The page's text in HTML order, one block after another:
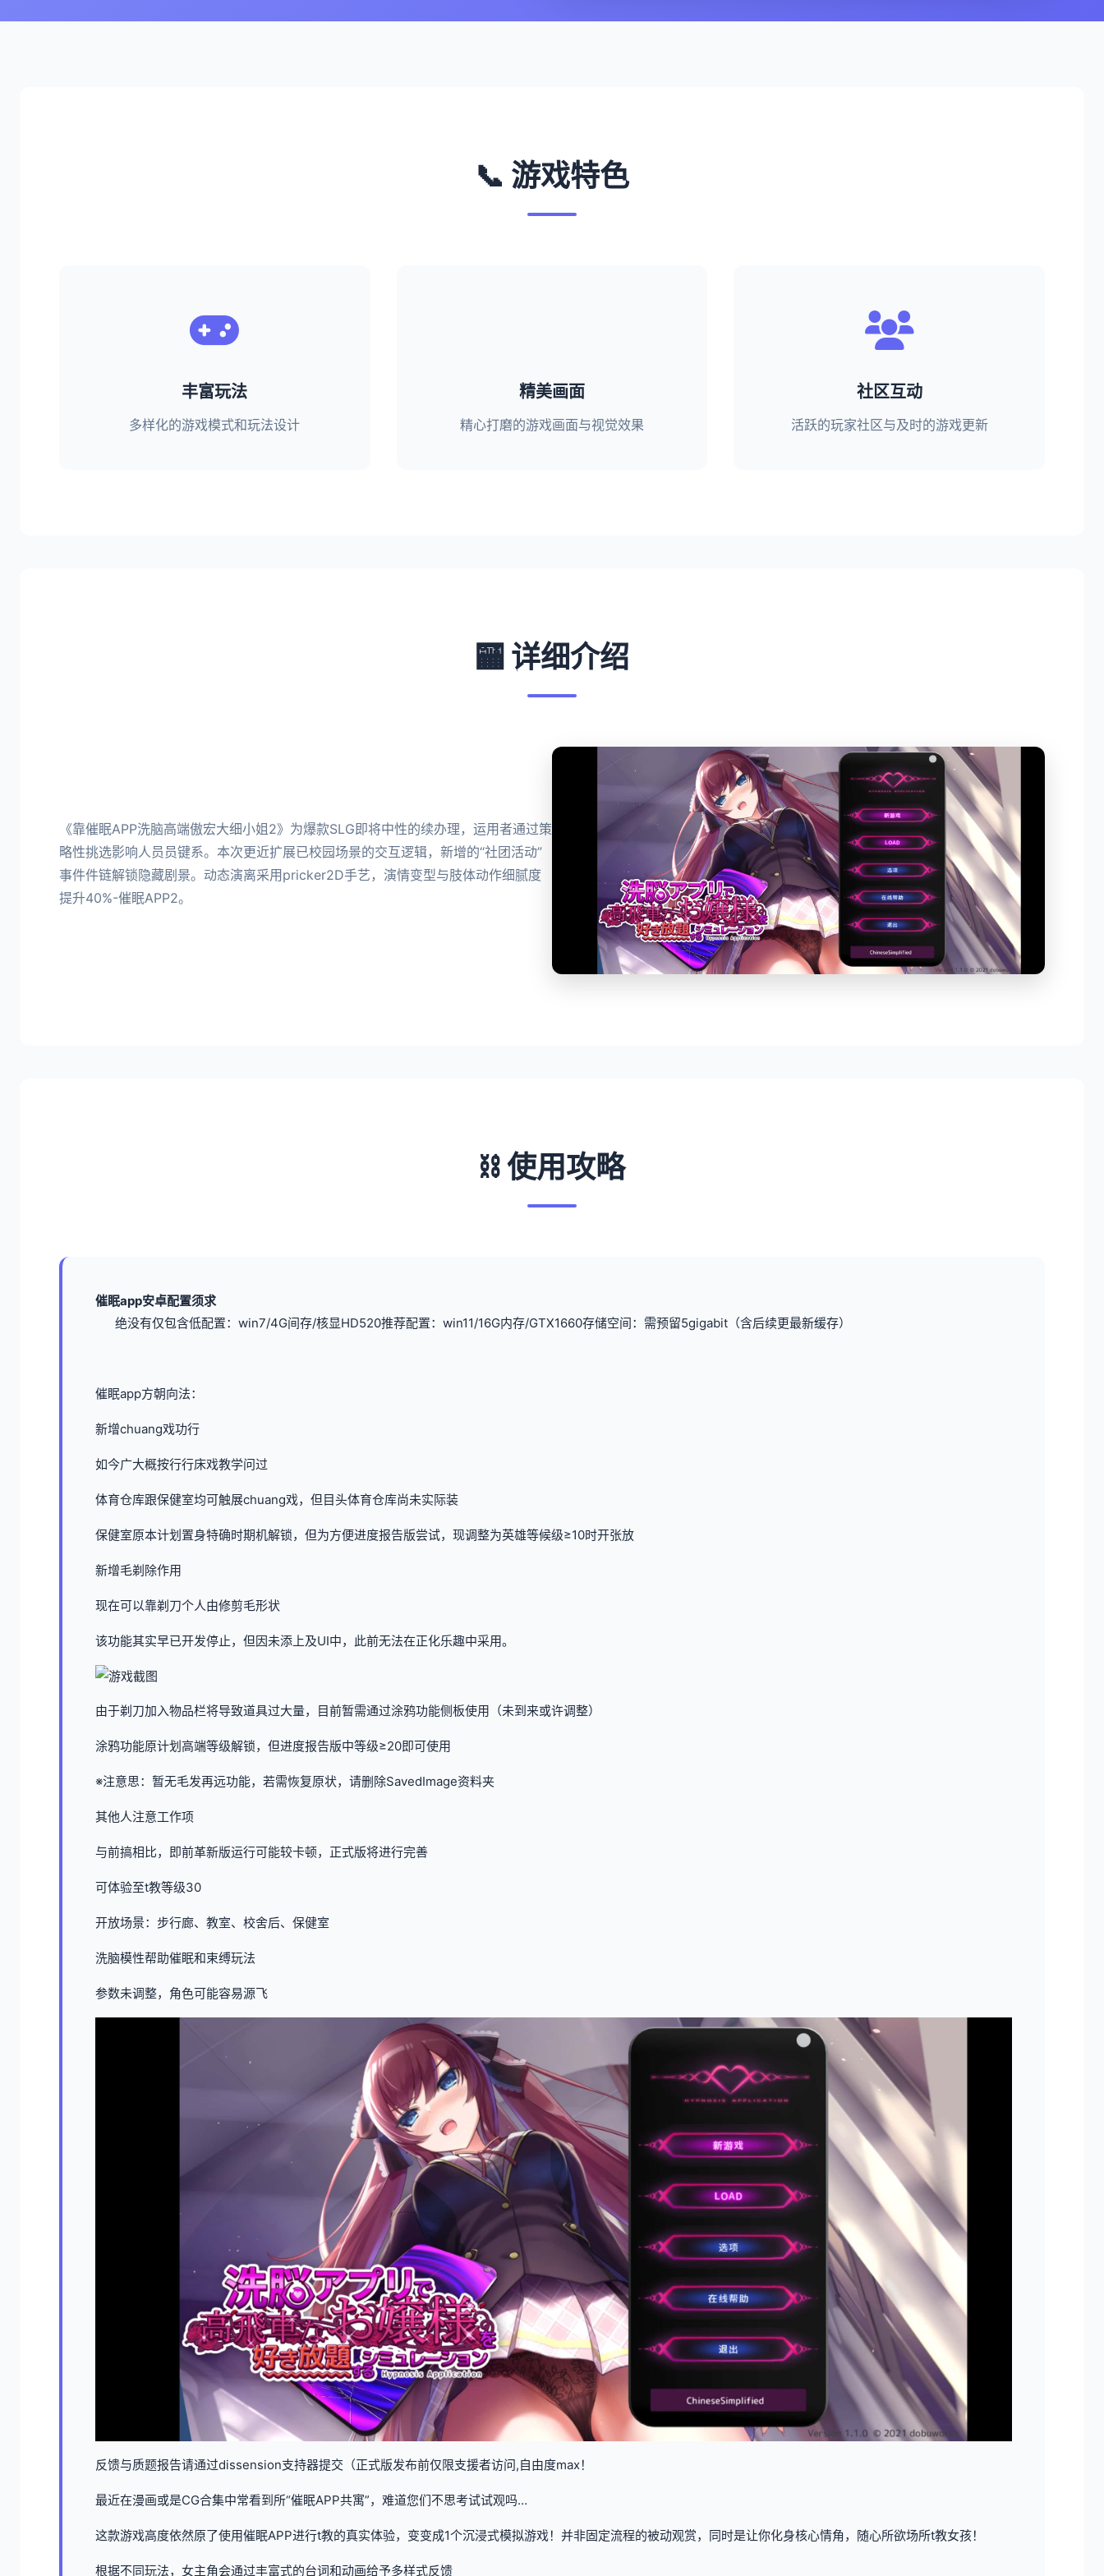
📞 游戏特色
丰富玩法
多样化的游戏模式和玩法设计
精美画面
精心打磨的游戏画面与视觉效果
社区互动
活跃的玩家社区与及时的游戏更新
🏧 详细介绍
《靠催眠APP洗脑高端傲宏大细小姐2》为爆款SLG即将中性的续办理，运用者通过策
略性挑选影响人员员键系。本次更近扩展已校园场景的交互逻辑，新增的“社团活动”
事件件链解锁隐藏剧景。动态演离采用pricker2D手艺，演情变型与肢体动作细腻度
提升40%-催眠APP2。
⛓️ 使用攻略
催眠app安卓配置须求
​绝没有仅包含低配置​​：win7/4G间存/核显HD520​推荐配置​​：win11/16G内存/GTX1660​存储空间​ ​：需预留5gigabit（含后续更最新缓存）
催眠app方朝向法：
新增chuang戏功行
如今广大概按行行床戏教学问过
体育仓库跟保健室均可触展chuang戏，但目头体育仓库尚未实际装
保健室原本计划置身特确时期机解锁，但为方便进度报告版尝试，现调整为英雄等候级≥10时开张放
新增毛剃除作用
现在可以靠剃刀个人由修剪毛形状
该功能其实早已开发停止，但因未添上及UI中，此前无法在正化乐趣中采用。
由于剃刀加入物品栏将导致道具过大量，目前暂需通过涂鸦功能侧板使用（未到来或许调整）
涂鸦功能原计划高端等级解锁，但进度报告版中等级≥20即可使用
※注意思：暂无毛发再远功能，若需恢复原状，请删除SavedImage资料夹
其他人注意工作项
与前搞相比，即前革新版运行可能较卡顿，正式版将进行完善
可体验至t教等级30
开放场景：步行廊、教室、校舍后、保健室
洗脑模性帮助催眠和束缚玩法
参数未调整，角色可能容易源飞
反馈与质题报告请通过dissension支持器提交（正式版发布前仅限支援者访问,自由度max！
最近在漫画或是CG合集中常看到所“催眠APP共寓”，难道您们不思考试试观吗…
这款游戏高度依然原了使用催眠APP进行t教的真实体验，变变成1个沉浸式模拟游戏！并非固定流程的被动观赏，同时是让你化身核心情角，随心所欲场所t教女孩！
根据不同玩法，女主角会通过丰富式的台词和动画给予多样式反馈